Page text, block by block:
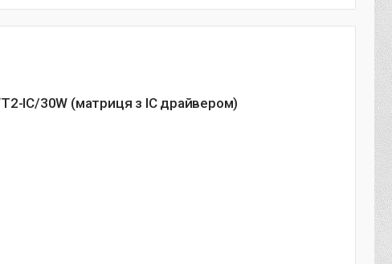
IC/30W (матриця з IC драйвером)